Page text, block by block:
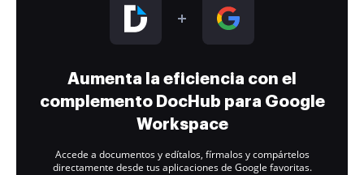
Aumenta la eficiencia con el
complemento DocHub para Google
Workspace
Accede a documentos y edítalos, fírmalos y compártelos
directamente desde tus aplicaciones de Google favoritas.